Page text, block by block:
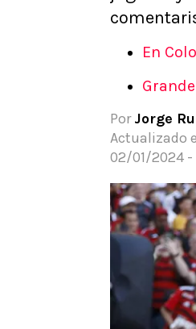
Apuesta del día
En
Por Jorge
Actualizado
02/01/2024 -